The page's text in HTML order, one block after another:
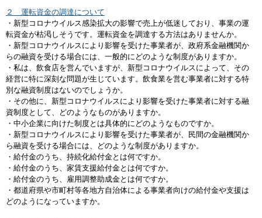
２ 運転資金の調達について
・新型コロナウイルス感染拡大の影響で売上が低迷しており、事業の運
転資金が枯渇しそうです。運転資金を調達する方法はありませんか。
・新型コロナウイルスにより影響を受けた事業者が、政府系金融機関か
らの融資を受ける場合には、一般的にどのような制度がありますか。
・私は、飲食店を営んでいますが、新型コロナウイルスによって、その
経営に特に深刻な問題が生じています。飲食業を営む事業者に対する特
別な融資制度はないのでしょうか。
・その他に、新型コロナウイルスにより影響を受けた事業者に対する融
資制度として、どのようなものがありますか。
・中小企業に向けた制度とは具体的にどのようなものですか。
・新型コロナウイルスにより影響を受けた事業者が、民間の金融機関か
ら融資を受ける場合には、どのような制度がありますか。
・給付金のうち、持続化給付金とは何ですか。
・給付金のうち、家賃支援給付金とは何ですか。
・給付金のうち、雇用調整助成金とは何ですか。
・都道府県や市町村等各地方自治体による事業者向けの給付金や支援は
どのようになっていますか。